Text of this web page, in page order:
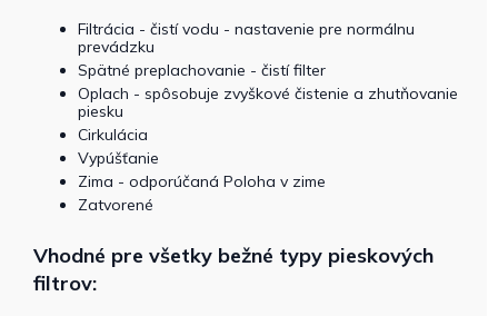
Filtrácia - čistí vodu - nastavenie pre normálnu
prevádzku
Spätné preplachovanie - čistí filter
Oplach - spôsobuje zvyškové čistenie a zhutňovanie
piesku
Cirkulácia
Vypúšťanie
Zima - odporúčaná Poloha v zime
Zatvorené
Vhodné pre všetky bežné typy pieskových
filtrov: